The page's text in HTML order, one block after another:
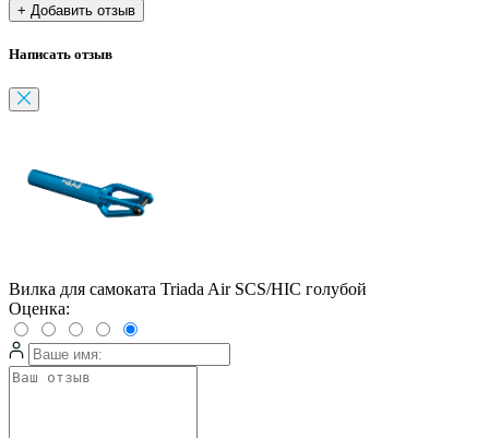
+ Добавить отзыв
Написать отзыв
Вилка для самоката Triada Air SCS/HIC голубой
Оценка: